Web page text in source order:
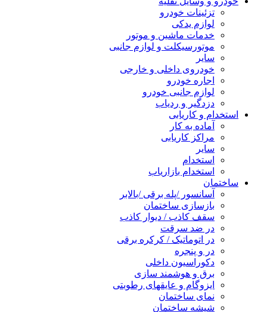
تزئینات خودرو
لوازم یدکی
خدمات ماشین و موتور
موتورسیکلت و لوازم جانبی
سایر
خودروی داخلی و خارجی
اجاره خودرو
لوازم جانبی خودرو
دزدگیر و ردیاب
استخدام و کاریابی
آماده به کار
مراکز کاریابی
سایر
استخدام
استخدام بازاریاب
ساختمان
آسانسور /پله برقی /بالابر
بازسازی ساختمان
سقف کاذب / دیوار کاذب
در ضد سرقت
در اتوماتیک / کرکره برقی
در و پنجره
دکوراسیون داخلی
برق و هوشمند سازی
ایزوگام و عایقهای رطوبتی
نمای ساختمان
شیشه ساختمان